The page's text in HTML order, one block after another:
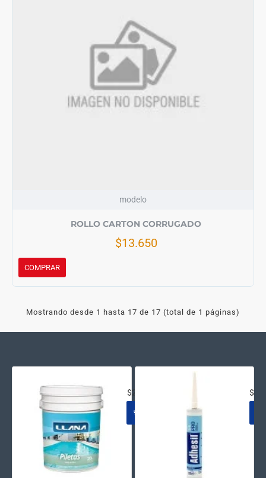
modelo
ROLLO CARTON CORRUGADO
$13.650
COMPRAR
Mostrando desde 1 hasta 17 de 17 (total de 1 páginas)
$231.645